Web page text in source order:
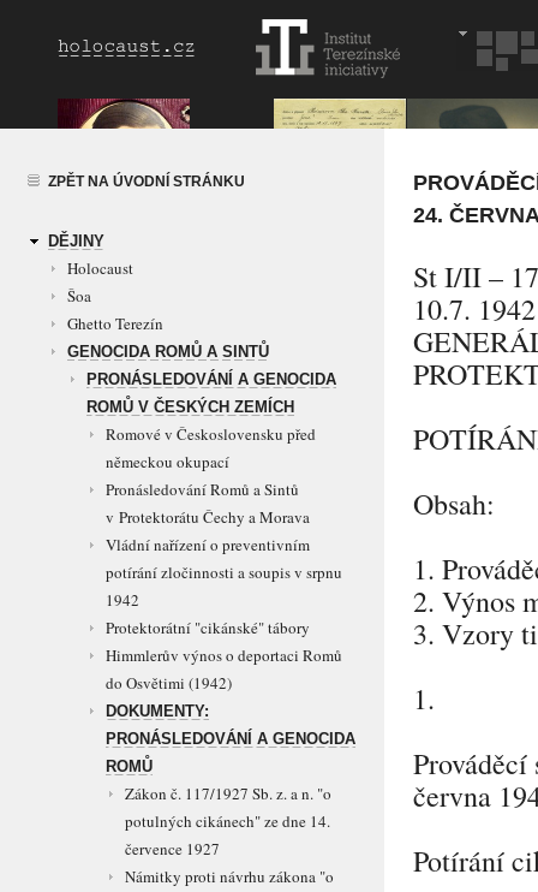
ZPĚT NA ÚVODNÍ STRÁNKU
DĚJINY
Holocaust
Šoa
Ghetto Terezín
GENOCIDA ROMŮ A SINTŮ
PRONÁSLEDOVÁNÍ A GENOCIDA
ROMŮ V ČESKÝCH ZEMÍCH
Romové v Československu před
německou okupací
Pronásledování Romů a Sintů
v Protektorátu Čechy a Morava
Vládní nařízení o preventivním
potírání zločinnosti a soupis v srpnu
1942
Protektorátní "cikánské" tábory
Himmlerův výnos o deportaci Romů
do Osvětimi (1942)
DOKUMENTY:
PRONÁSLEDOVÁNÍ A GENOCIDA
ROMŮ
Zákon č. 117/1927 Sb. z. a n. "o
potulných cikánech" ze dne 14.
července 1927
Námitky proti návrhu zákona "o
24.
St I/II –
10.7. 1942
Obsah:
1.
2. Výnos
3. Vzory
1.
června
Potírání